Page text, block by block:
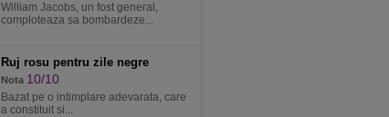
William Jacobs, un fost general,
comploteaza sa bombardeze...
Ruj rosu pentru zile negre
Nota 10/10
Bazat pe o intimplare adevarata, care
a constituit si...